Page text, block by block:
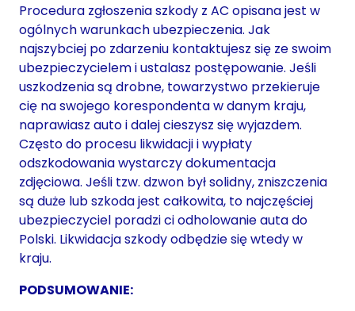
Procedura zgłoszenia szkody z AC opisana jest w
ogólnych warunkach ubezpieczenia. Jak
najszybciej po zdarzeniu kontaktujesz się ze swoim
ubezpieczycielem i ustalasz postępowanie. Jeśli
uszkodzenia są drobne, towarzystwo przekieruje
cię na swojego korespondenta w danym kraju,
naprawiasz auto i dalej cieszysz się wyjazdem.
Często do procesu likwidacji i wypłaty
odszkodowania wystarczy dokumentacja
zdjęciowa. Jeśli tzw. dzwon był solidny, zniszczenia
są duże lub szkoda jest całkowita, to najczęściej
ubezpieczyciel poradzi ci odholowanie auta do
Polski. Likwidacja szkody odbędzie się wtedy w
kraju.
PODSUMOWANIE: